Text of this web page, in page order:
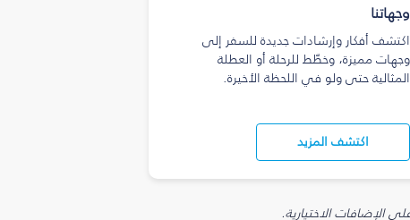
وجهاتنا
اكتشف أفكار وإرشادات جديدة للسفر إلى
وجهات مميزة، وخطّط للرحلة أو العطلة
المثالية حتى ولو في اللحظة الأخيرة.
اكتشف المزيد